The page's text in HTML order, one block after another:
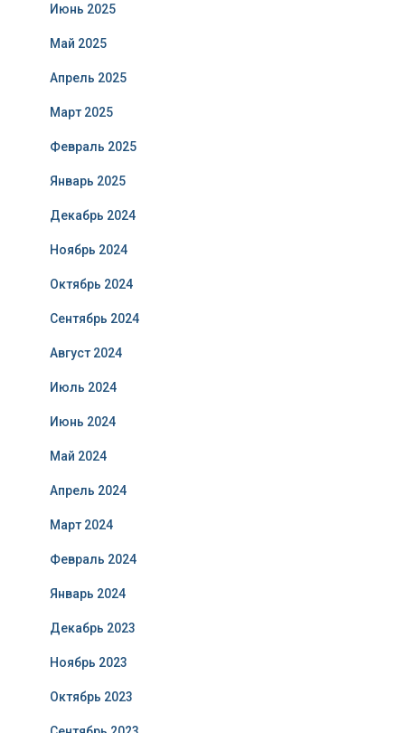
Июнь 2025
Май 2025
Апрель 2025
Март 2025
Февраль 2025
Январь 2025
Декабрь 2024
Ноябрь 2024
Октябрь 2024
Сентябрь 2024
Август 2024
Июль 2024
Июнь 2024
Май 2024
Апрель 2024
Март 2024
Февраль 2024
Январь 2024
Декабрь 2023
Ноябрь 2023
Октябрь 2023